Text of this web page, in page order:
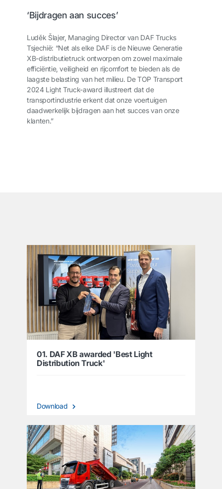
‘Bijdragen aan succes’
Luděk Šlajer, Managing Director van DAF Trucks
Tsjechië: “Net als elke DAF is de Nieuwe Generatie
XB-distributietruck ontworpen om zowel maximale
efficiëntie, veiligheid en rijcomfort te bieden als de
laagste belasting van het milieu. De TOP Transport
2024 Light Truck-award illustreert dat de
transportindustrie erkent dat onze voertuigen
daadwerkelijk bijdragen aan het succes van onze
klanten.”
01. DAF XB awarded 'Best Light
Distribution Truck'
Download